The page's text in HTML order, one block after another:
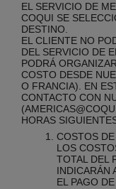
EL SERVICIO DE
COQUI SE
DESTINO.
EL CLIENTE NO
DEL SERVICIO DE
PODRÁ
COSTO DESDE
O FRANCIA). EN
CONTACTO CON
HORAS
COSTOS
LOS
TOTAL DEL
INDICARÁN
EL PAGO